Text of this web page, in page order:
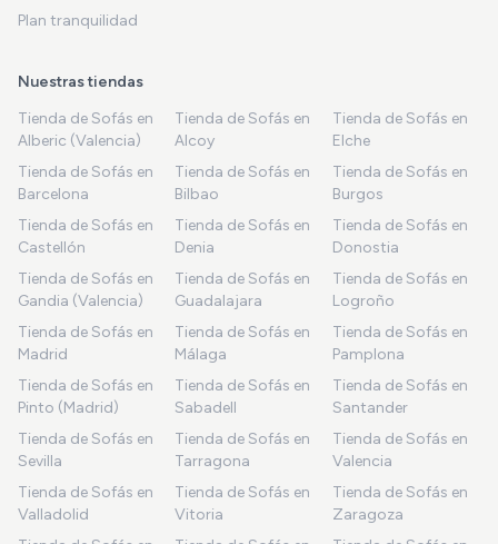
Plan tranquilidad
Nuestras tiendas
Tienda de Sofás en
Alberic (Valencia)
Tienda de Sofás en
Alcoy
Tienda de Sofás en
Elche
Tienda de Sofás en
Barcelona
Tienda de Sofás en
Bilbao
Tienda de Sofás en
Burgos
Tienda de Sofás en
Castellón
Tienda de Sofás en
Denia
Tienda de Sofás en
Donostia
Tienda de Sofás en
Gandia (Valencia)
Tienda de Sofás en
Guadalajara
Tienda de Sofás en
Logroño
Tienda de Sofás en
Madrid
Tienda de Sofás en
Málaga
Tienda de Sofás en
Pamplona
Tienda de Sofás en
Pinto (Madrid)
Tienda de Sofás en
Sabadell
Tienda de Sofás en
Santander
Tienda de Sofás en
Sevilla
Tienda de Sofás en
Tarragona
Tienda de Sofás en
Valencia
Tienda de Sofás en
Valladolid
Tienda de Sofás en
Vitoria
Tienda de Sofás en
Zaragoza